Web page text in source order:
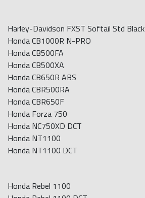
Harley-Davidson FXST Softail Std Black
Honda CB1000R N-PRO
Honda CB500FA
Honda CB500XA
Honda CB650R ABS
Honda CBR500RA
Honda CBR650F
Honda Forza 750
Honda NC750XD DCT
Honda NT1100
Honda NT1100 DCT
Honda Rebel 1100